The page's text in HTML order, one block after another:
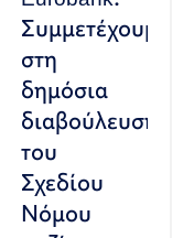
Συμμετέχουμε
στη
δημόσια
διαβούλευση
του
Σχεδίου
Νόμου